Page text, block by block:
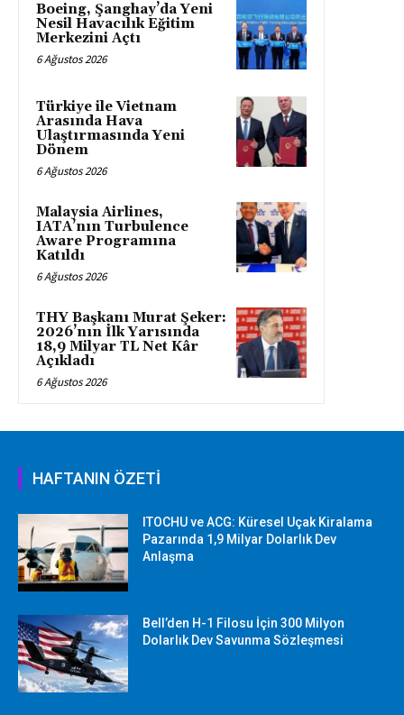
Boeing, Şanghay’da Yeni
Nesil Havacılık Eğitim
Merkezini Açtı
6 Ağustos 2026
Türkiye ile Vietnam
Arasında Hava
Ulaştırmasında Yeni
Dönem
6 Ağustos 2026
Malaysia Airlines,
IATA’nın Turbulence
Aware Programına
Katıldı
6 Ağustos 2026
THY Başkanı Murat Şeker:
2026’nın İlk Yarısında
18,9 Milyar TL Net Kâr
Açıkladı
6 Ağustos 2026
HAFTANIN ÖZETİ
ITOCHU ve ACG: Küresel Uçak Kiralama
Pazarında 1,9 Milyar Dolarlık Dev
Anlaşma
Bell’den H-1 Filosu İçin 300 Milyon
Dolarlık Dev Savunma Sözleşmesi